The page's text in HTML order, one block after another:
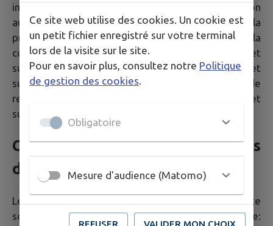
interdit. La violation de ces dispositions soumet son
auteur aux sanctions prévues tant par le Code de la
propriété intellectuelle au titre notamment de la
contrefaçon de droits d'auteur (articles L.335-3 et
suivants), de droit des marques (articles L.716-9 et
suivants) que par le Code civil en matière de
responsabilité civile (article 9, articles 1382 et
suivants).
Conditions Générales
d'Utilisation (CGU)
Les Conditions Générales d'Utilisation de ce site
sont consultables à l'adresse suivante:
Ce site web utilise des cookies. Un cookie est
un petit fichier enregistré sur votre terminal
lors de la visite sur le site.
Pour en savoir plus, consultez notre Politique
de gestion des cookies
Obligatoire
Mesure d'audience (Matomo)
REFUSER VALIDER MON CHOIX